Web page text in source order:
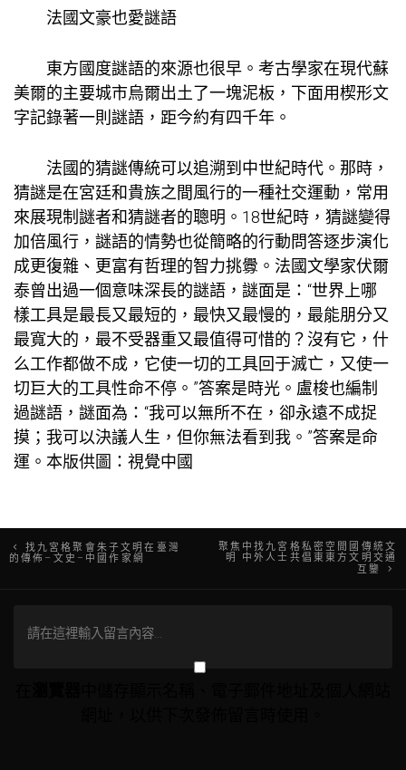
法國文豪也愛謎語
東方國度謎語的來源也很早。考古學家在現代蘇
美爾的主要城市烏爾出土了一塊泥板，下面用楔形文
字記錄著一則謎語，距今約有四千年。
法國的猜謎傳統可以追溯到中世紀時代。那時，
猜謎是在宮廷和貴族之間風行的一種社交運動，常用
來展現制謎者和猜謎者的聰明。18世紀時，猜謎變得
加倍風行，謎語的情勢也從簡略的行動問答逐步演化
成更復雜、更富有哲理的智力挑釁。法國文學家伏爾
泰曾出過一個意味深長的謎語，謎面是：“世界上哪
樣工具是最長又最短的，最快又最慢的，最能朋分又
最寬大的，最不受器重又最值得可惜的？沒有它，什
么工作都做不成，它使一切的工具回于滅亡，又使一
切巨大的工具性命不停。”答案是時光。盧梭也編制
過謎語，謎面為：“我可以無所不在，卻永遠不成捉
摸；我可以決議人生，但你無法看到我。”答案是命
運。本版供圖：視覺中國
文
導
找九宮格聚會朱子文明在臺灣
的傳佈–文史–中國作家網
聚焦中找九宮格私密空間國傳統文
明 中外人士共倡東東方文明交通
互鑒